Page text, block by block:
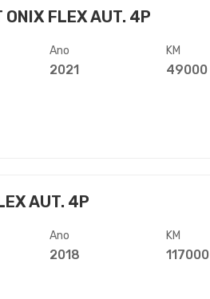
ONIX FLEX AUT. 4P
Ano
2021
KM
49000
AUT. 4P
Ano
2018
KM
117000